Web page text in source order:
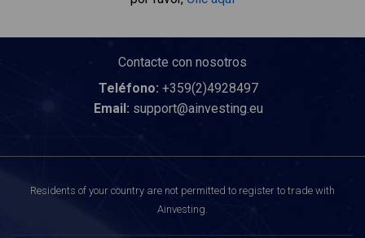
Contacte con nosotros
Teléfono: +359(2)4928497
Email: support@ainvesting.eu
Residents of your country are not permitted to register to trade with
Ainvesting.